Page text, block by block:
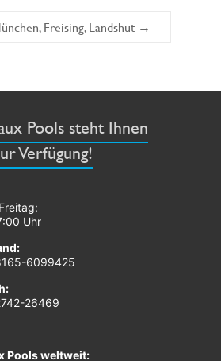
Freising, Landshut →
Pools steht Ihnen
Verfügung!
Uhr
6099425
26469
Pools weltweit: